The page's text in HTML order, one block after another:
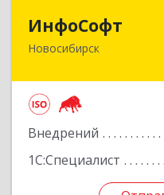
ИнфоСофт
Новосибирск
Внедрений
1С:Специалист
630091,